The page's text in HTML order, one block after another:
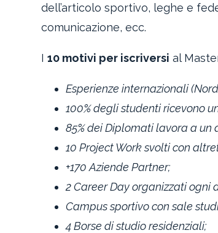
dell’articolo sportivo, leghe e
comunicazione, ecc.
I10 motivi per iscriversi al
Esperienze internazionali
100% degli studenti ricevono
85% dei Diplomati lavora a
10 Project Work svolti con
+170 Aziende Partner;
2 Career Day organizzati ogni
Campus sportivo con sale
4 Borse di studio residenziali;